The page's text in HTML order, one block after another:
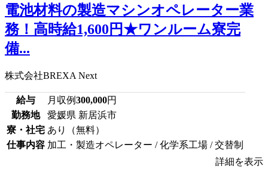
電池材料の製造マシンオペレーター業
務！高時給1,600円★ワンルーム寮完
備...
株式会社BREXA Next
給与 月収例300,000円
勤務地
愛媛県 新居浜市
寮・社宅 あり（無料）
仕事内容 加工・製造オペレーター / 化学系工場 / 交替制
詳細を表示